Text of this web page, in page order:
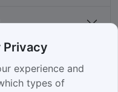
Privacy
experience and
types of